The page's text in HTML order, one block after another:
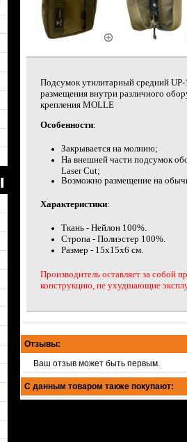
Подсумок утилитарный средний UP-
размещения внутри различного
крепления MOLLE
Особенности:
Закрывается на молнию;
На внешней части подсумок
Laser Cut;
Возможно размещение на
Характеристики:
Ткань - Нейлон 100%.
Стропа - Полиэстер 100%.
Размер - 15x15x6 см.
Производитель оставляет за собой
конструкцию, не ухудшающие
Отзывы:
Ваш отзыв может быть первым.
С данным товаром также покупают: